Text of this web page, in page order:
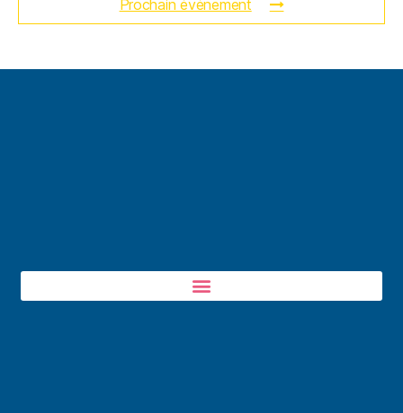
Prochain événement